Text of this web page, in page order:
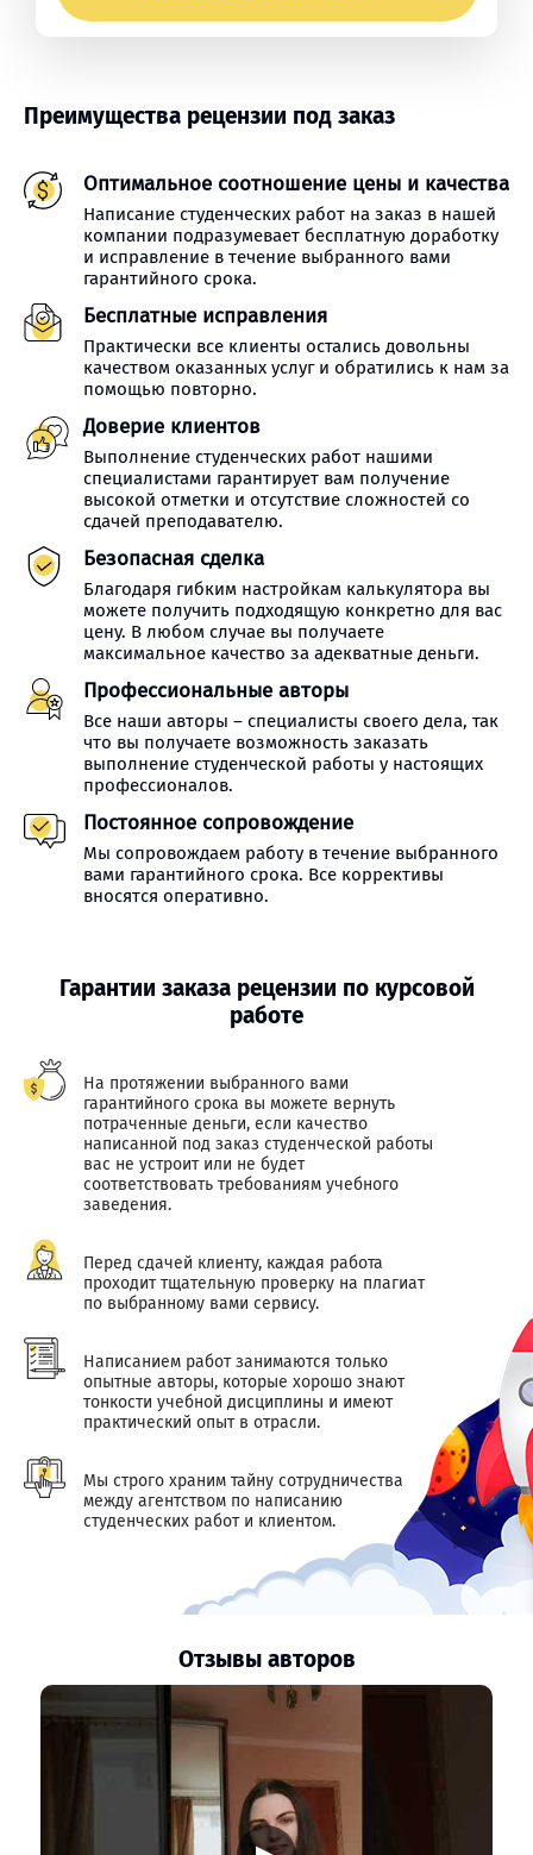
Преимущества рецензии под заказ
Оптимальное соотношение цены и качества
Написание студенческих работ на заказ в нашей
компании подразумевает бесплатную доработку
и исправление в течение выбранного вами
гарантийного срока.
Бесплатные исправления
Практически все клиенты остались довольны
качеством оказанных услуг и обратились к нам за
помощью повторно.
Доверие клиентов
Выполнение студенческих работ нашими
специалистами гарантирует вам получение
высокой отметки и отсутствие сложностей со
сдачей преподавателю.
Безопасная сделка
Благодаря гибким настройкам калькулятора вы
можете получить подходящую конкретно для вас
цену. В любом случае вы получаете
максимальное качество за адекватные деньги.
Профессиональные авторы
Все наши авторы – специалисты своего дела, так
что вы получаете возможность заказать
выполнение студенческой работы у настоящих
профессионалов.
Постоянное сопровождение
Мы сопровождаем работу в течение выбранного
вами гарантийного срока. Все коррективы
вносятся оперативно.
Гарантии заказа рецензии по курсовой
работе
На протяжении выбранного вами
гарантийного срока вы можете вернуть
потраченные деньги, если качество
написанной под заказ студенческой работы
вас не устроит или не будет
соответствовать требованиям учебного
заведения.
Перед сдачей клиенту, каждая работа
проходит тщательную проверку на плагиат
по выбранному вами сервису.
Написанием работ занимаются только
опытные авторы, которые хорошо знают
тонкости учебной дисциплины и имеют
практический опыт в отрасли.
Мы строго храним тайну сотрудничества
между агентством по написанию
студенческих работ и клиентом.
Отзывы авторов